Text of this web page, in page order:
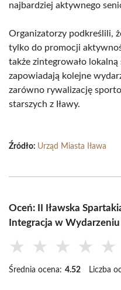
najbardziej aktywnego
Organizatorzy podkreślili,
tylko do promocji
także zintegrowało lokalną
zapowiadają kolejne
zarówno rywalizację
starszych z Iławy.
Źródło: Urząd Miasta Iława
Oceń: II Iławska
Integracja w
★ ★ ★ ★ ★
Średnia ocena: 4.52 Liczba